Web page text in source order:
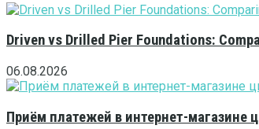
Driven vs Drilled Pier Foundations:
06.08.2026
Приём платежей в интернет-магазине